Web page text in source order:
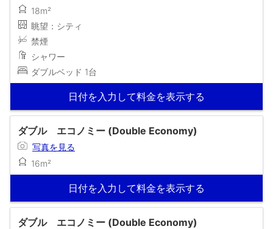
18m²
眺望：シティ
禁煙
シャワー
ダブルベッド 1台
日付を入力して料金を表示する
ダブル エコノミー (Double Economy)
写真を見る
16m²
日付を入力して料金を表示する
ダブル エコノミー (Double Economy)